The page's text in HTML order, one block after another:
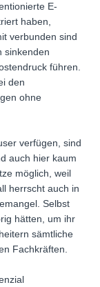
E-
haben,
verbunden sind
sinkenden
führen.
den
ohne
verfügen, sind
auch hier kaum
möglich, weil
herrscht auch in
Selbst
hätten, um ihr
sämtliche
Fachkräften.